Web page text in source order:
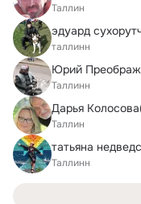
Таллин
эдуард
таллинн
Юрий
Таллинн
Дарья
Таллин
татьяна
Таллинн